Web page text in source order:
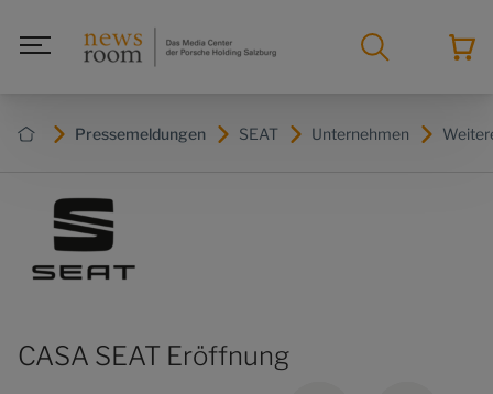
Pressemeldungen SEAT Unternehmen
CASA SEAT Eröffnung